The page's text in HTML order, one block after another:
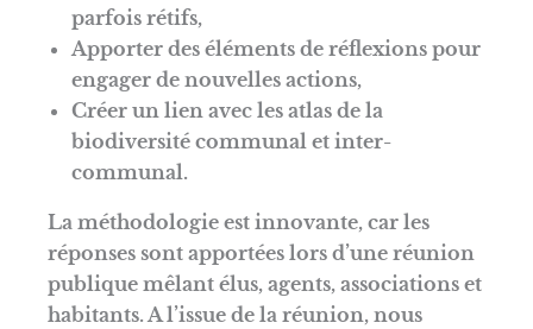
parfois rétifs,
Apporter des éléments de réflexions pour
engager de nouvelles actions,
Créer un lien avec les atlas de la
biodiversité communal et inter-
communal.
La méthodologie est innovante, car les
réponses sont apportées lors d’une réunion
publique mêlant élus, agents, associations et
habitants. A l’issue de la réunion, nous